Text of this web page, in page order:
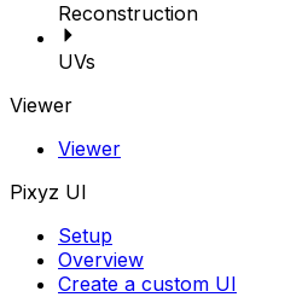
Reconstruction
UVs
Viewer
Viewer
Pixyz UI
Setup
Overview
Create a custom UI